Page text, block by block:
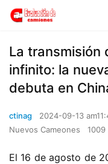
La transmisión
infinito: la
debuta en
ctinag 2024-09-13
Nuevos Cameones
1009
El 16 de agosto de